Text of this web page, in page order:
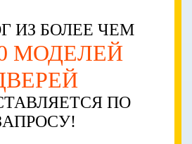
ИЗ БОЛЕЕ ЧЕМ
МОДЕЛЕЙ
ПО